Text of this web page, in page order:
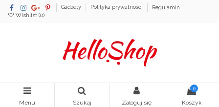
Gadżety Polityka prywatności
Regulamin
Wishlist (0)
Menu Szukaj Zaloguj się
0
Koszyk